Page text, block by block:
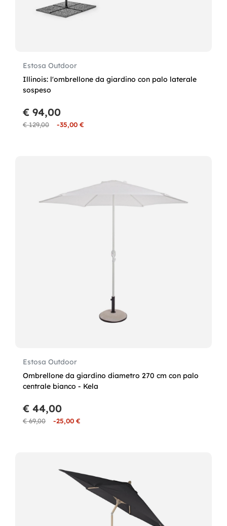
Estosa Outdoor
Illinois: l'ombrellone da giardino con palo laterale
sospeso
€ 129,00 -35,00 €
€ 94,00
Estosa Outdoor
Ombrellone da giardino diametro 270 cm con palo
centrale bianco - Kela
€ 69,00 -25,00 €
€ 44,00